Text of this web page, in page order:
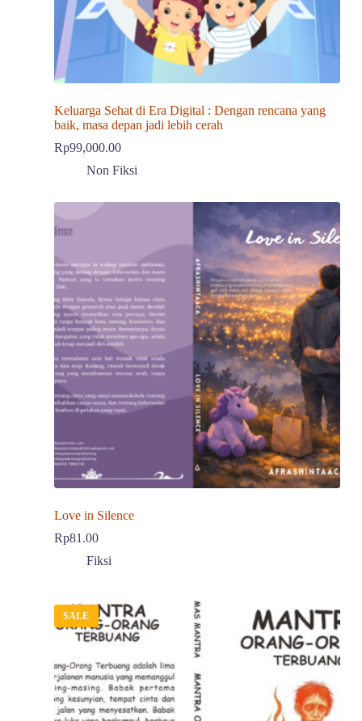
Keluarga Sehat di Era Digital : Dengan rencana yang
baik, masa depan jadi lebih cerah
Rp99,000.00
Non Fiksi
Love in Silence
Rp81.00
Fiksi
SALE